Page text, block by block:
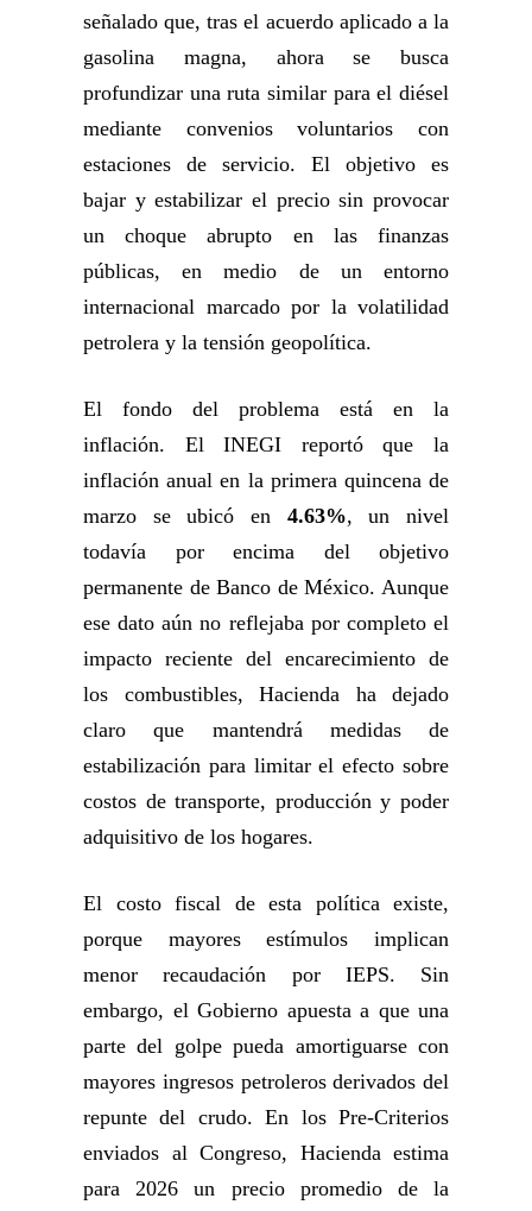
señalado que, tras el acuerdo aplicado a la
gasolina magna, ahora se busca
profundizar una ruta similar para el diésel
mediante convenios voluntarios con
estaciones de servicio. El objetivo es
bajar y estabilizar el precio sin provocar
un choque abrupto en las finanzas
públicas, en medio de un entorno
internacional marcado por la volatilidad
petrolera y la tensión geopolítica.
El fondo del problema está en la
inflación. El INEGI reportó que la
inflación anual en la primera quincena de
marzo se ubicó en 4.63%, un nivel
todavía por encima del objetivo
permanente de Banco de México. Aunque
ese dato aún no reflejaba por completo el
impacto reciente del encarecimiento de
los combustibles, Hacienda ha dejado
claro que mantendrá medidas de
estabilización para limitar el efecto sobre
costos de transporte, producción y poder
adquisitivo de los hogares.
El costo fiscal de esta política existe,
porque mayores estímulos implican
menor recaudación por IEPS. Sin
embargo, el Gobierno apuesta a que una
parte del golpe pueda amortiguarse con
mayores ingresos petroleros derivados del
repunte del crudo. En los Pre-Criterios
enviados al Congreso, Hacienda estima
para 2026 un precio promedio de la